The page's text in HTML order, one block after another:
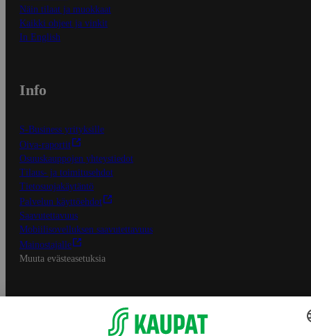
Näin tilaat ja muokkaat
Kaikki ohjeet ja vinkit
In English
Info
S-Business yrityksille
Oiva-raportit
Osuuskauppojen yhteystiedot
Tilaus- ja toimitusehdot
Tietosuojakäytäntö
Palvelun käyttöehdot
Saavutettavuus
Mobiilisovelluksen saavutettavuus
Mainostajalle
Muuta evästeasetuksia
S-ryhmän palvelut